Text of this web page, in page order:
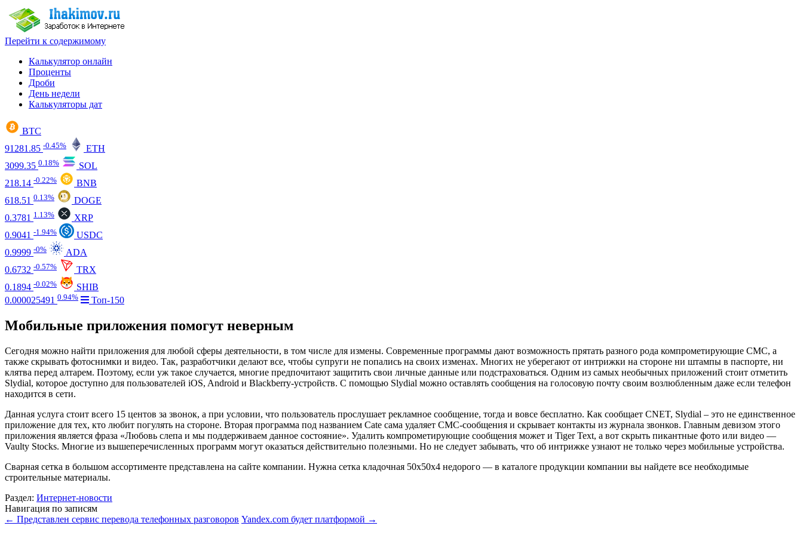
Перейти к содержимому
Калькулятор онлайн
Проценты
Дроби
День недели
Калькуляторы дат
BTC
91281.85 -0.45%
ETH
3099.35 0.18%
SOL
218.14 -0.22%
BNB
618.51 0.13%
DOGE
0.3781 1.13%
XRP
0.9041 -1.94%
USDC
0.9999 -0%
ADA
0.6732 -0.57%
TRX
0.1894 -0.02%
SHIB
0.000025491 0.94% Топ-150
Мобильные приложения помогут неверным
Сегодня можно найти приложения для любой сферы деятельности, в том числе для измены. Современные программы дают возможность прятать разного рода компрометирующие СМС, а
также скрывать фотоснимки и видео. Так, разработчики делают все, чтобы супруги не попались на своих изменах. Многих не уберегают от интрижки на стороне ни штампы в паспорте, ни
клятва перед алтарем. Поэтому, если уж такое случается, многие предпочитают защитить свои личные данные или подстраховаться. Одним из самых необычных приложений стоит отметить
Slydial, которое доступно для пользователей iOS, Android и Blackberry-устройств. С помощью Slydial можно оставлять сообщения на голосовую почту своим возлюбленным даже если телефон
находится в сети.
Данная услуга стоит всего 15 центов за звонок, а при условии, что пользователь прослушает рекламное сообщение, тогда и вовсе бесплатно. Как сообщает CNET, Slydial – это не единственное
приложение для тех, кто любит погулять на стороне. Вторая программа под названием Cate сама удаляет СМС-сообщения и скрывает контакты из журнала звонков. Главным девизом этого
приложения является фраза «Любовь слепа и мы поддерживаем данное состояние». Удалить компрометирующие сообщения может и Tiger Text, а вот скрыть пикантные фото или видео —
Vaulty Stocks. Многие из вышеперечисленных программ могут оказаться действительно полезными. Но не следует забывать, что об интрижке узнают не только через мобильные устройства.
Сварная сетка в большом ассортименте представлена на сайте компании. Нужна сетка кладочная 50х50х4 недорого — в каталоге продукции компании вы найдете все необходимые
строительные материалы.
Раздел: Интернет-новости
Навигация по записям
← Представлен сервис перевода телефонных разговоров Yandex.com будет платформой →